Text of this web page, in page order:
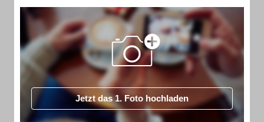
Jetzt das 1. Foto hochladen